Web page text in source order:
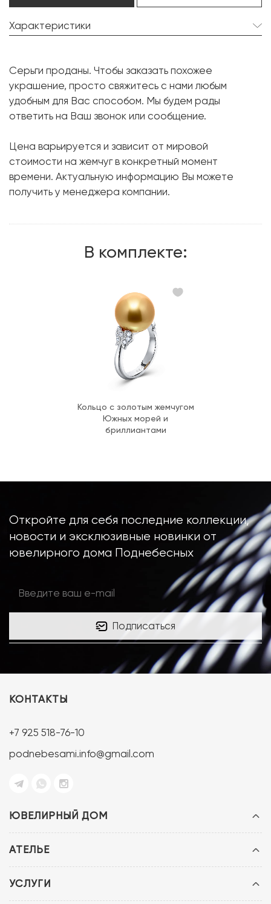
Характеристики
Форма:
Бриллиант:
14 шт. 0.28 карат.
Форма огранки:
Металл: Белое золото, 750 проба
Серьги проданы. Чтобы заказать похожее
украшение, просто свяжитесь с нами любым
удобным для Вас способом. Мы будем рады
ответить на Ваш звонок или сообщение.
Цена варьируется и зависит от мировой
стоимости на жемчуг в конкретный момент
времени. Актуальную информацию Вы можете
получить у менеджера компании.
В комплекте:
Кольцо с золотым жемчугом
Южных морей и
бриллиантами
Откройте для себя последние коллекции,
новости и эксклюзивные новинки от
ювелирного дома Поднебесных
Подписаться
ЮВЕЛИРНЫЙ ДОМ
АТЕЛЬЕ
УСЛУГИ
КОНТАКТЫ
+7 925 518-76-10
podnebesami.info@gmail.com